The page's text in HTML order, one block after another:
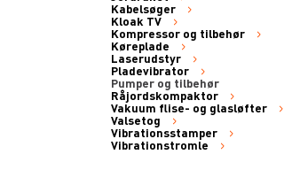
Kabelsøger
Kloak TV
Kompressor og tilbehør
Køreplade
Laserudstyr
Pladevibrator
Pumper og tilbehør
Råjordskompaktor
Vakuum flise- og glasløfter
Valsetog
Vibrationsstamper
Vibrationstromle